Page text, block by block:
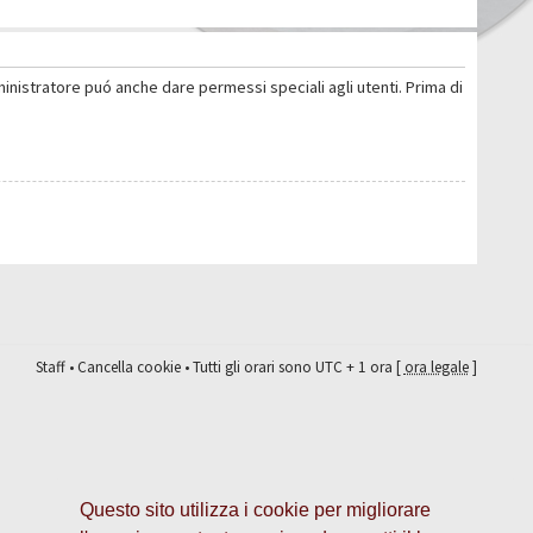
Questo sito utilizza i cookie per migliorare
puó anche dare permessi speciali agli utenti. Prima di
Staff•Cancella cookie• Tutti gli orari sono UTC + 1 ora [ora legale]